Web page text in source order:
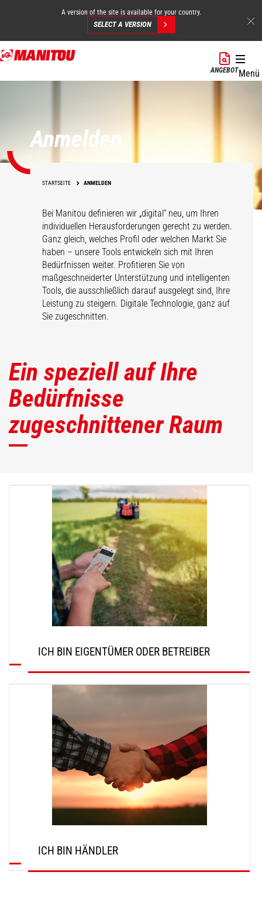
Direkt
zum
A version of the site is available for your country.
SELECT A VERSION
ANGEBOTMenü
Anmelden
STARTSEITE ANMELDEN
Bei Manitou definieren wir „digital“ neu, um Ihren
individuellen Herausforderungen gerecht zu werden.
Ganz gleich, welches Profil oder welchen Markt Sie
haben – unsere Tools entwickeln sich mit Ihren
Bedürfnissen weiter. Profitieren Sie von
maßgeschneiderter Unterstützung und intelligenten
Tools, die ausschließlich darauf ausgelegt sind, Ihre
Leistung zu steigern. Digitale Technologie, ganz auf
Sie zugeschnitten.
Ein speziell auf Ihre
Bedürfnisse
zugeschnittener Raum
ICH BIN EIGENTÜMER ODER BETREIBER
ENTDECKEN
ICH BIN HÄNDLER